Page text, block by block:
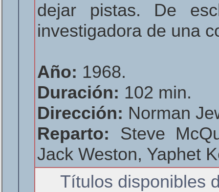
dejar pistas. De
investigadora de una
Año: 1968.
Duración: 102 min.
Dirección: Norman
Reparto: Steve
Jack Weston, Yaphet
Títulos disponibles